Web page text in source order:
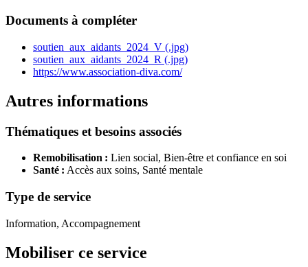
Documents à compléter
soutien_aux_aidants_2024_V (.jpg)
soutien_aux_aidants_2024_R (.jpg)
https://www.association-diva.com/
Autres informations
Thématiques et besoins associés
Remobilisation : Lien social, Bien-être et confiance en soi
Santé : Accès aux soins, Santé mentale
Type de service
Information, Accompagnement
Mobiliser ce service